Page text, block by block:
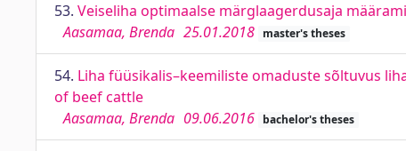
53. Veiseliha optimaalse märglaagerdusaja
Aasamaa, Brenda 25.01.2018 master's theses
54. Liha füüsikalis–keemiliste omaduste sõltuvus
of beef cattle
Aasamaa, Brenda 09.06.2016 bachelor's theses